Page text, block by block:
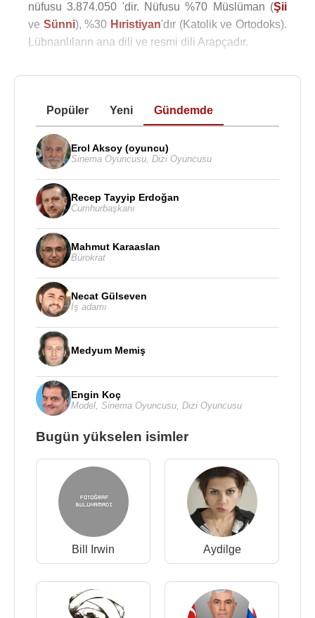
nüfusu 3.874.050 'dir. Nüfusu %70 Müslüman (Şii
ve Sünni), %30 Hıristiyan'dır (Katolik ve Ortodoks).
Lübnanlıların ana dili ve resmi dili Arapçadır.
Popüler Yeni Gündemde
Erol Aksoy (oyuncu)
Sinema Oyuncusu Dizi Oyuncusu
Recep Tayyip Erdoğan
Cumhurbaşkanı
Mahmut Karaaslan
Bürokrat
Necat Gülseven
İş adamı
Medyum Memiş
Engin Koç
Model Sinema Oyuncusu Dizi Oyuncusu
Bugün yükselen isimler
Bill Irwin Aydilge